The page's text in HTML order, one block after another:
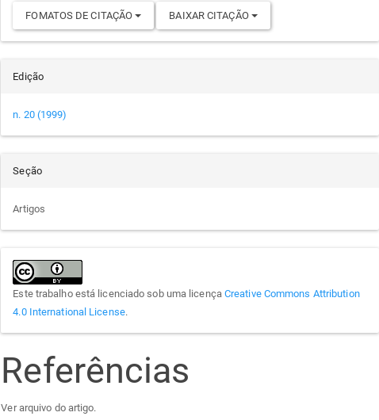
FOMATOS DE CITAÇÃO BAIXAR CITAÇÃO
Edição
n. 20 (1999)
Seção
Artigos
Este trabalho está licenciado sob uma licença Creative Commons Attribution
4.0 International License.
Referências
Ver arquivo do artigo.